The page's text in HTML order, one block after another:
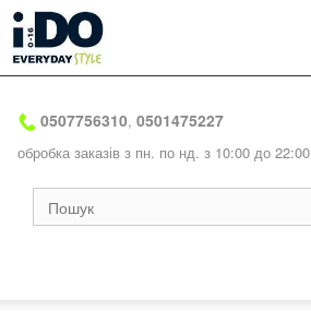
0507756310, 0501475227
обробка заказів з пн. по нд. з 10:00 до 22:00